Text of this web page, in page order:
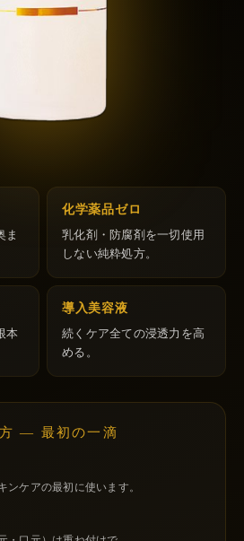
ま
化学薬品ゼロ
乳化剤・防腐剤を一切使用
しない純粋処方。
本
導入美容液
続くケア全ての浸透力を高
める。
— 最初の一滴
ンケアの最初に使います。